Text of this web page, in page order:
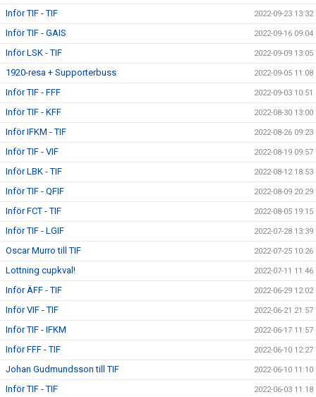
Inför TIF - TIF 2022-09-23 13:32
Inför TIF - GAIS 2022-09-16 09:04
Inför LSK - TIF 2022-09-09 13:05
1920-resa + Supporterbuss 2022-09-05 11:08
Inför TIF - FFF 2022-09-03 10:51
Inför TIF - KFF 2022-08-30 13:00
Inför IFKM - TIF 2022-08-26 09:23
Inför TIF - VIF 2022-08-19 09:57
Inför LBK - TIF 2022-08-12 18:53
Inför TIF - QFIF 2022-08-09 20:29
Inför FCT - TIF 2022-08-05 19:15
Inför TIF - LGIF 2022-07-28 13:39
Oscar Murro till TIF 2022-07-25 10:26
Lottning cupkval! 2022-07-11 11:46
Inför ÄFF - TIF 2022-06-29 12:02
Inför VIF - TIF 2022-06-21 21:57
Inför TIF - IFKM 2022-06-17 11:57
Inför FFF - TIF 2022-06-10 12:27
Johan Gudmundsson till TIF 2022-06-10 11:10
Inför TIF - TIF 2022-06-03 11:18